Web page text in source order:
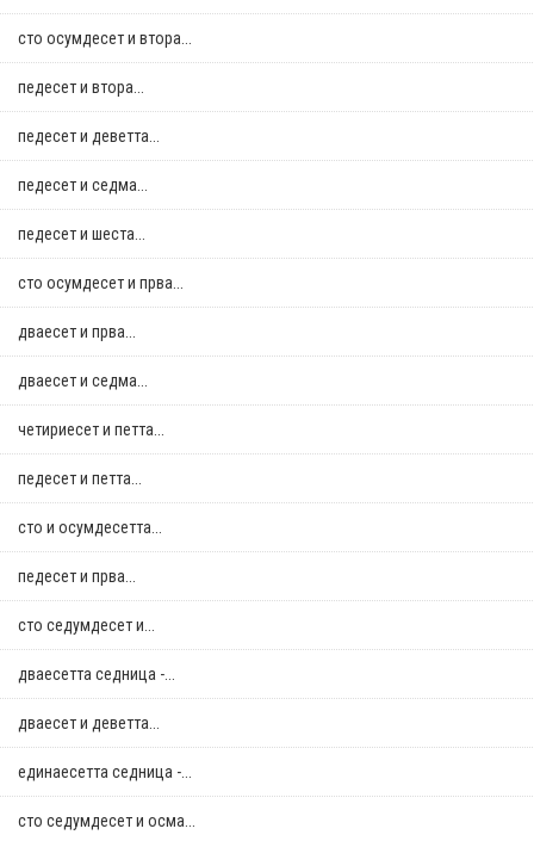
сто осумдесет и втора...
педесет и втора...
педесет и деветта...
педесет и седма...
педесет и шеста...
сто осумдесет и прва...
дваесет и прва...
дваесет и седма...
четириесет и петта...
педесет и петта...
сто и осумдесетта...
педесет и прва...
сто седумдесет и...
дваесетта седница -...
дваесет и деветта...
единаесетта седница -...
сто седумдесет и осма...